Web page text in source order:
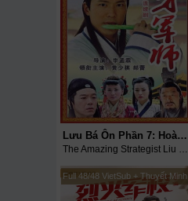
Lưu Bá Ôn Phần 7: Hoàng Thành Long Hổ Đấu
The Amazing Strategist Liu Bo Wen VII (2006)
Full 48/48 VietSub + Thuyết Minh